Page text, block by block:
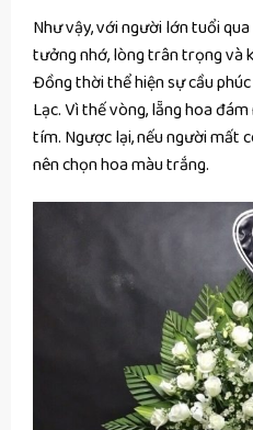
Như vậy, với người lớn tuổi
tưởng nhớ, lòng trân trọng và
Đồng thời thể hiện sự cầu
Lạc. Vì thế vòng, lẵng hoa
tím. Ngược lại, nếu người mất
nên chọn hoa màu trắng.